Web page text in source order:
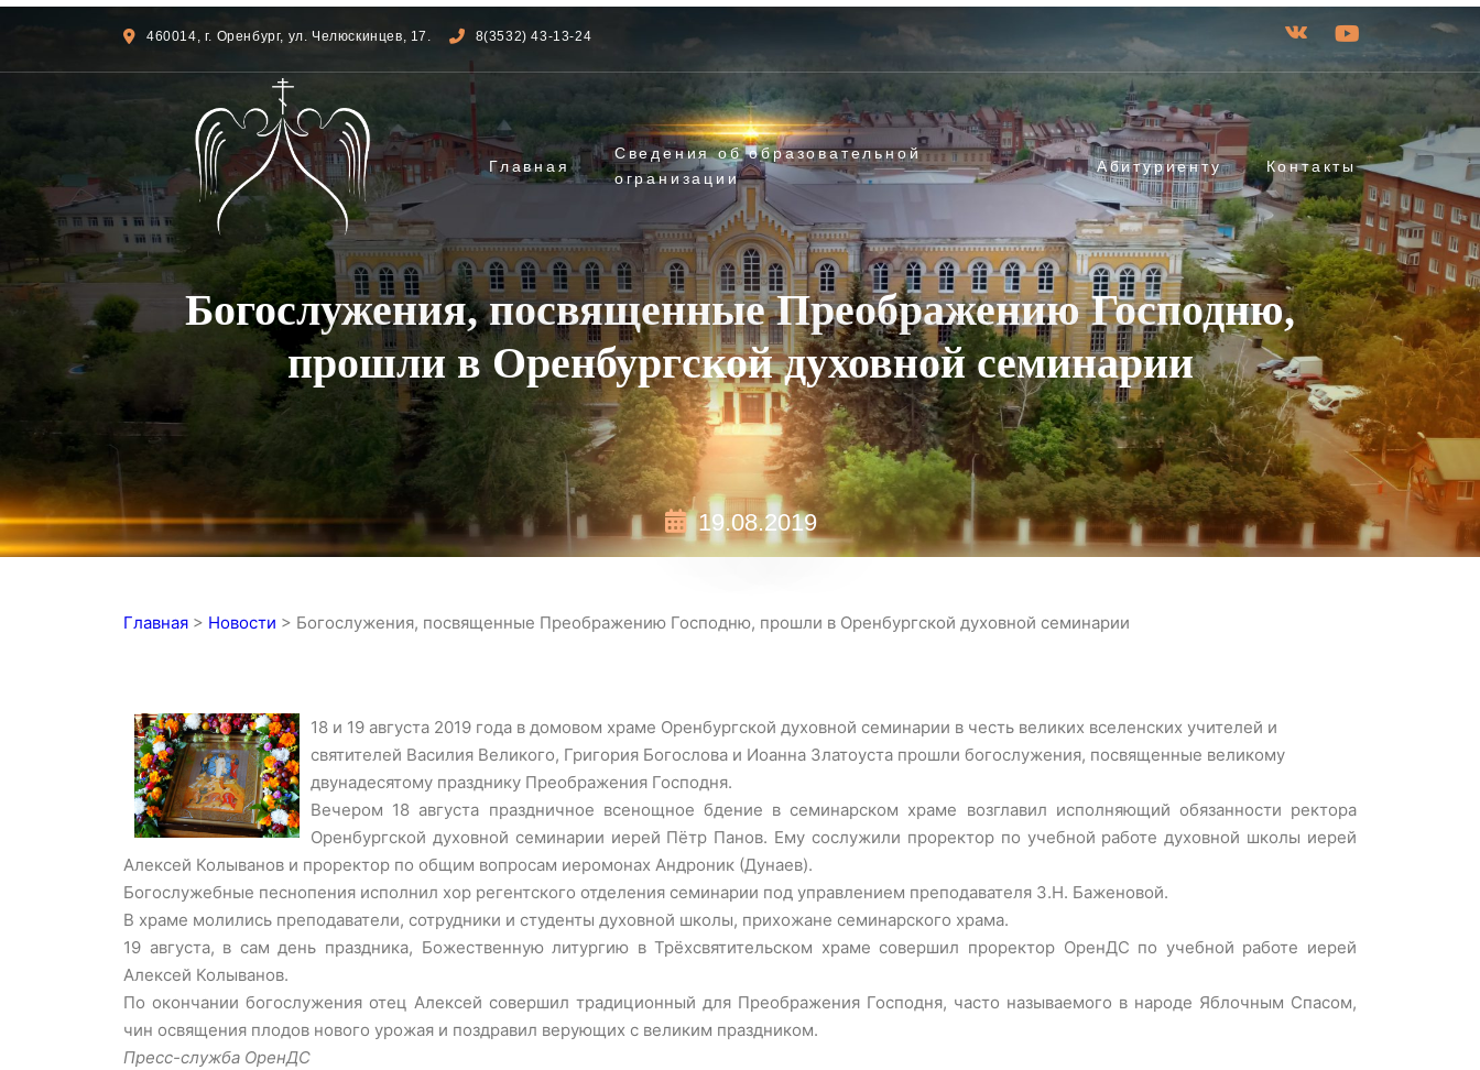
460014, г. Оренбург, ул. Челюскинцев, 17. 8(3532) 43-13-24
Главная
Сведения об образовательной
огранизации
Абитуриенту Контакты
Богослужения, посвященные Преображению Господню,
прошли в Оренбургской духовной семинарии
19.08.2019
Главная > Новости > Богослужения, посвященные Преображению Господню, прошли в Оренбургской духовной семинарии
18 и 19 августа 2019 года в домовом храме Оренбургской духовной семинарии в честь великих вселенских учителей и
святителей Василия Великого, Григория Богослова и Иоанна Златоуста прошли богослужения, посвященные великому
двунадесятому празднику Преображения Господня.
Вечером 18 августа праздничное всенощное бдение в семинарском храме возглавил исполняющий обязанности ректора
Оренбургской духовной семинарии иерей Пётр Панов. Ему сослужили проректор по учебной работе духовной школы иерей
Алексей Колыванов и проректор по общим вопросам иеромонах Андроник (Дунаев).
Богослужебные песнопения исполнил хор регентского отделения семинарии под управлением преподавателя З.Н. Баженовой.
В храме молились преподаватели, сотрудники и студенты духовной школы, прихожане семинарского храма.
19 августа, в сам день праздника, Божественную литургию в Трёхсвятительском храме совершил проректор ОренДС по учебной работе иерей
Алексей Колыванов.
По окончании богослужения отец Алексей совершил традиционный для Преображения Господня, часто называемого в народе Яблочным Спасом,
чин освящения плодов нового урожая и поздравил верующих с великим праздником.
Пресс-служба ОренДС